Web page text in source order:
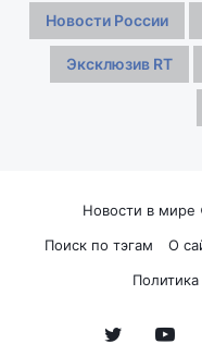
Новости России
Эксклюзив RT
Новости в
Поиск по тэгам
О
Twitter